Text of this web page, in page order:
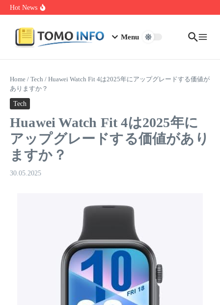
Skip to content
Hot News
Nakrutka Instagram Like: Why Free Offers Cost You More Later
Menu
Home / Tech / Huawei Watch Fit 4は2025年にアップグレードする価値が
ありますか？
Tech
Huawei Watch Fit 4は2025年に
アップグレードする価値があり
ますか？
30.05.2025